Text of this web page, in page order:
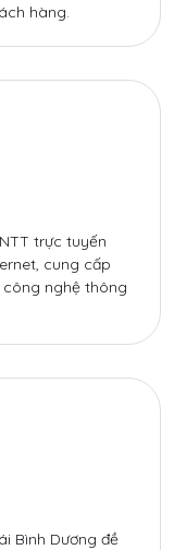
hàng.
trực tuyến
cung cấp
nghệ thông
Bình Dương đề